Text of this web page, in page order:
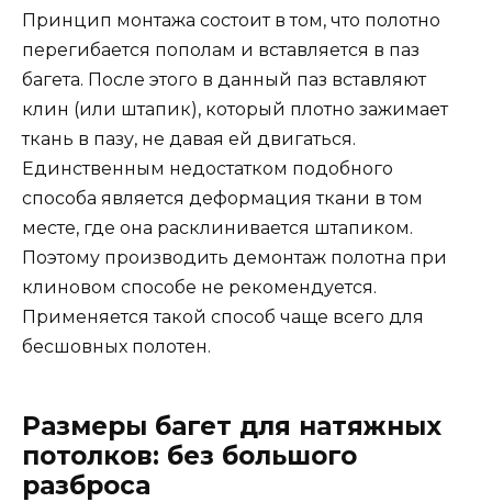
Принцип монтажа состоит в том, что полотно
перегибается пополам и вставляется в паз
багета. После этого в данный паз вставляют
клин (или штапик), который плотно зажимает
ткань в пазу, не давая ей двигаться.
Единственным недостатком подобного
способа является деформация ткани в том
месте, где она расклинивается штапиком.
Поэтому производить демонтаж полотна при
клиновом способе не рекомендуется.
Применяется такой способ чаще всего для
бесшовных полотен.
Размеры багет для натяжных
потолков: без большого
разброса